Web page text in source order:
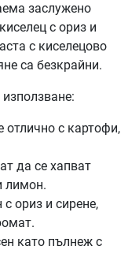
заслужено
с ориз и
с киселецово
са безкрайни.
отлично с картофи,
да се хапват
лимон.
ориз и сирене,
като пълнеж с